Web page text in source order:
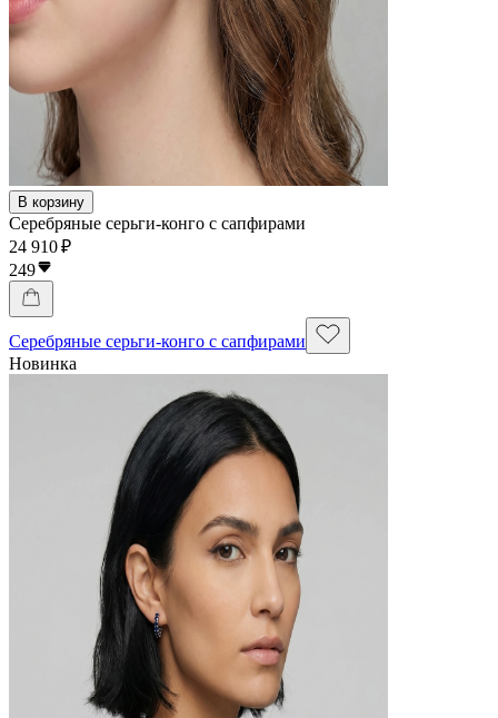
В корзину
Серебряные серьги-конго с сапфирами
24 910 ₽
249
Серебряные серьги-конго с сапфирами
Новинка